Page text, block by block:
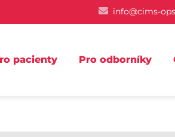
info@cims-
pacienty Pro odborníky